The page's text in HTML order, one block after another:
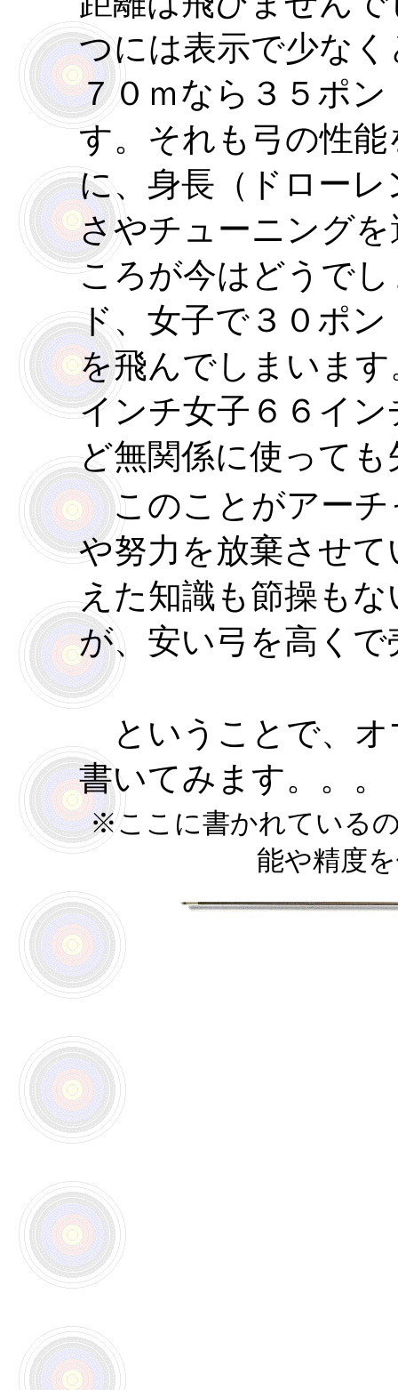
つには表示で少な
７０ｍなら３５ポ
す。それも弓の性
に、身長（ドロー
さやチューニング
ころが今はどうで
ド、女子で３０ポ
を飛んでしまいま
インチ女子６６イ
ど無関係に使って
このことがアーチ
や努力を放棄させ
えた知識も節操も
が、安い弓を高く
ということで、オ
書いてみます。。。
※ここに書かれている
能や精度